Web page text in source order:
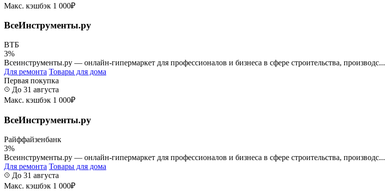
Макс. кэшбэк 1 000₽
ВсеИнструменты.ру
ВТБ
3%
Всеинструменты.ру — онлайн-гипермаркет для профессионалов и бизнеса в сфере строительства, производс...
Для ремонта Товары для дома
Первая покупка
До 31 августа
Макс. кэшбэк 1 000₽
ВсеИнструменты.ру
Райффайзенбанк
3%
Всеинструменты.ру — онлайн-гипермаркет для профессионалов и бизнеса в сфере строительства, производс...
Для ремонта Товары для дома
До 31 августа
Макс. кэшбэк 1 000₽